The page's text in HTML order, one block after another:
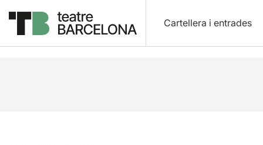
Cartellera i entrades